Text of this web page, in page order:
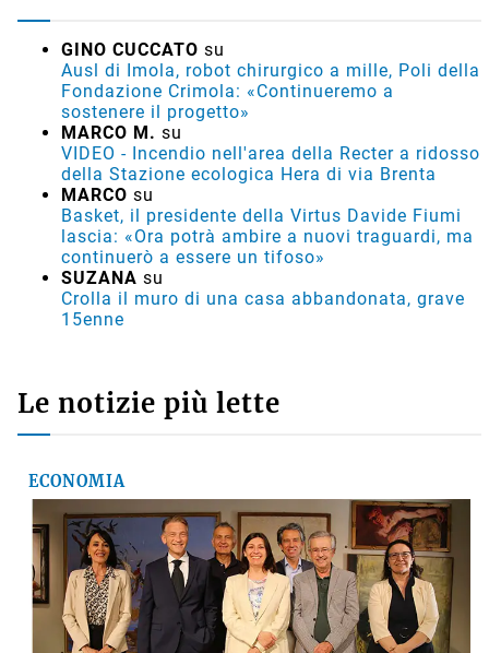
GINO CUCCATO su
Ausl di Imola, robot chirurgico a mille, Poli della
Fondazione Crimola: «Continueremo a
sostenere il progetto»
MARCO M. su
VIDEO - Incendio nell'area della Recter a ridosso
della Stazione ecologica Hera di via Brenta
MARCO su
Basket, il presidente della Virtus Davide Fiumi
lascia: «Ora potrà ambire a nuovi traguardi, ma
continuerò a essere un tifoso»
SUZANA su
Crolla il muro di una casa abbandonata, grave
15enne
Le notizie più lette
ECONOMIA